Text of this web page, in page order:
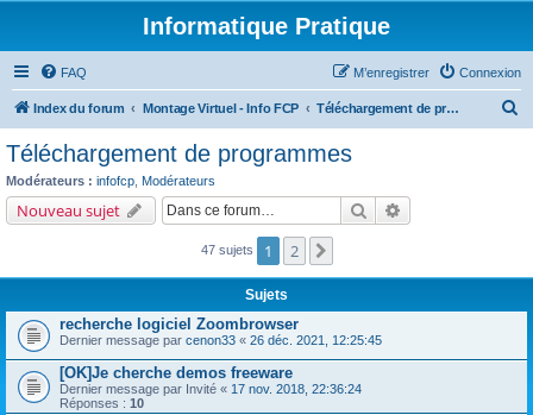
Informatique Pratique
FAQ Connexion
M’enregistrer
Index du forum Montage Virtuel - Info FCP Téléchargement de programmes
c
r
Téléchargement de programmes
Modérateurs : infofcp Modérateurs
Nouveau sujet Rechercher
47 sujets 1 2
Sujets
recherche logiciel Zoombrowser
Dernier message par cenon33 « 26 déc. 2021, 12:25:45
[OK]Je cherche demos freeware
Dernier message par Invité « 17 nov. 2018, 22:36:24
Réponses : 10